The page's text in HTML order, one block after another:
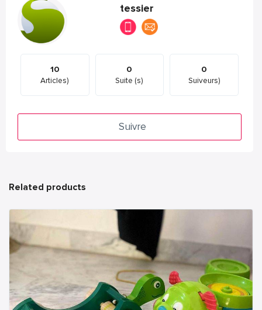
tessier
10
Articles)
0
Suite (s)
0
Suiveurs)
Suivre
Related products